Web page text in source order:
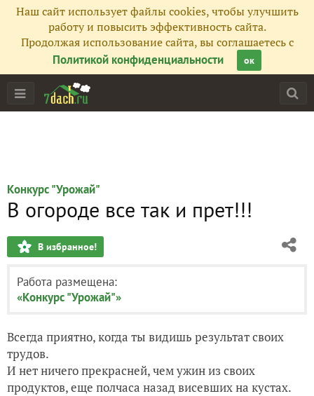
Наш сайт использует файлы cookies, чтобы улучшить
работу и повысить эффективность сайта.
Продолжая использование сайта, вы соглашаетесь с
Политикой конфиденциальности
ок
Конкурс "Урожай"
В огороде все так и прет!!!
В избранное!
Работа размещена:
«Конкурс "Урожай"»
Всегда приятно, когда ты видишь результат своих
трудов.
И нет ничего прекрасней, чем ужин из своих
продуктов, еще полчаса назад висевших на кустах.